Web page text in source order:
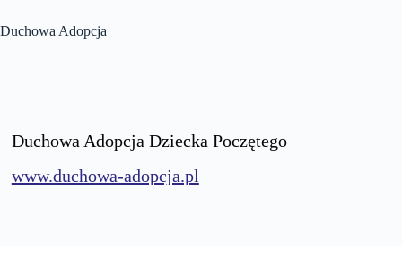
Duchowa Adopcja
Duchowa Adopcja Dziecka Poczętego
www.duchowa-adopcja.pl